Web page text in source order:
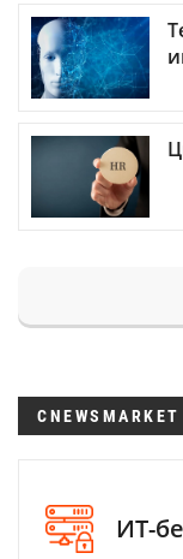
CNEWSMARKET
ИТ-